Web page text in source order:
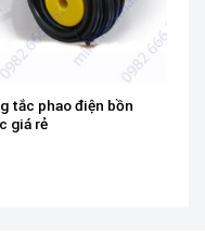
tắc phao điện bồn
giá rẻ